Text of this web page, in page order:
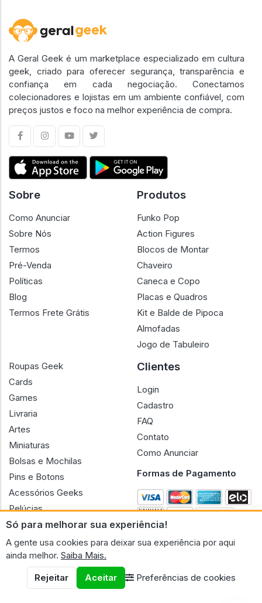
Só para melhorar sua experiência!
A gente usa cookies para deixar sua experiência por aqui
ainda melhor. Saiba Mais.
Rejeitar
Aceitar Preferências de cookies
A Geral Geek é um marketplace especializado em cultura
geek, criado para oferecer segurança, transparência e
confiança em cada negociação. Conectamos
colecionadores e lojistas em um ambiente confiável, com
preços justos e foco na melhor experiência de compra.
Sobre
Como Anunciar
Sobre Nós
Termos
Pré-Venda
Políticas
Blog
Termos Frete Grátis
Produtos
Funko Pop
Action Figures
Blocos de Montar
Chaveiro
Caneca e Copo
Placas e Quadros
Kit e Balde de Pipoca
Almofadas
Jogo de Tabuleiro
Roupas Geek
Cards
Games
Livraria
Artes
Miniaturas
Bolsas e Mochilas
Pins e Botons
Acessórios Geeks
Pelúcias
Bonecas
Clientes
Login
Cadastro
FAQ
Contato
Como Anunciar
Formas de Pagamento
CNPJ n.º 30.220.458/0001-17 - GERAL GEEK PORTAL ELETRONICO